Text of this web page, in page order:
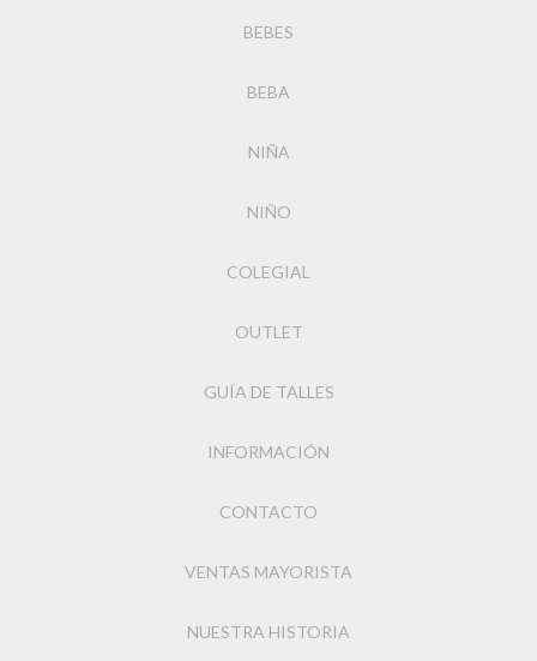
BEBES
BEBA
NIÑA
NIÑO
COLEGIAL
OUTLET
GUÍA DE TALLES
INFORMACIÓN
CONTACTO
VENTAS MAYORISTA
NUESTRA HISTORIA